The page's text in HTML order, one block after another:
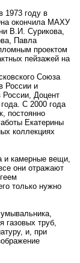
1973 году в
окончила МАХУ
В.И. Сурикова,
Павла
проектом
пейзажей на
Союза
России и
России, Доцент
С 2000 года
постоянно
Екатерины
коллекциях
и камерные вещи,
они отражают
только нужно
газовых труб,
и, при